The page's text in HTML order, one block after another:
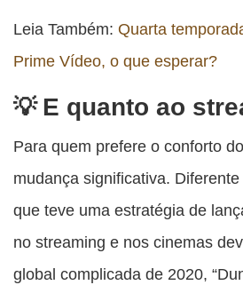
Leia Também: Quarta
Prime Vídeo, o que esperar?
E quanto ao
Para quem prefere o conforto
mudança significativa.
que teve uma estratégia de
no streaming e nos cinemas
global complicada de 2020,